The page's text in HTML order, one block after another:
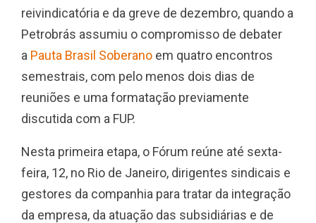
reivindicatória e da greve de dezembro, quando a
Petrobrás assumiu o compromisso de debater
a Pauta Brasil Soberano em quatro encontros
semestrais, com pelo menos dois dias de
reuniões e uma formatação previamente
discutida com a FUP.
Nesta primeira etapa, o Fórum reúne até sexta-
feira, 12, no Rio de Janeiro, dirigentes sindicais e
gestores da companhia para tratar da integração
da empresa, da atuação das subsidiárias e de